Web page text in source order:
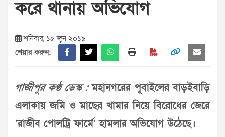
করে থানায় অভিযোগ
শনিবার, ১৫ জুন ২০১৯
শেয়ার করুন:
গাজীপুর কণ্ঠ ডেস্ক :মহানগরের পূবাইলের বাড়ইবাড়ি
এলাকায় জমি ও মাছের খামার নিয়ে বিরোধের জেরে
‘রাজীব পোলট্রি ফার্মে’ হামলার অভিযোগ উঠেছে।